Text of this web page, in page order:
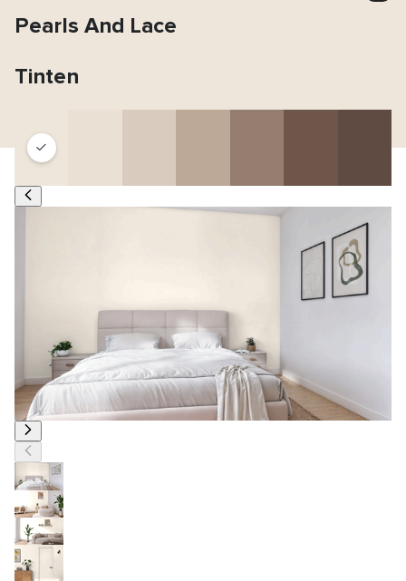
Pearls And Lace
Tinten